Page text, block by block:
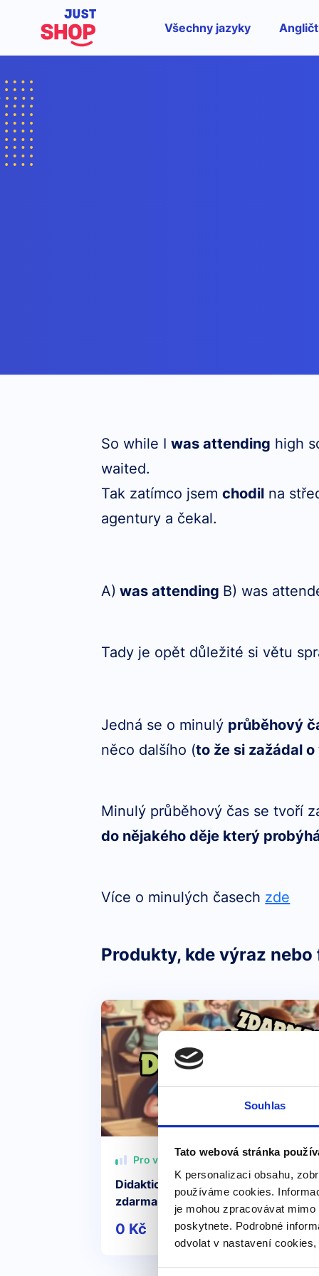
Souhlas
Tato webová stránka
K personalizaci obsahu,
používáme cookies.
je mohou zpracovávat
poskytnete. Podrobné
odvolat v nastavení
Všechny jazyky
So while Iwas attending high
waited.
Tak zatímco jsemchodil na
agentury a čekal.
A) was attending B) was
Tady je opět důležité si větu
Jedná se o minulý průběhový
něco dalšího (to že si zažádal
Minulý průběhový čas se tvoří
do nějakého děje který
Více o minulých časech zde
Produkty, kde výraz
Pro všechny
Didaktický test z angličtiny –
zdarma
0 Kč Detail